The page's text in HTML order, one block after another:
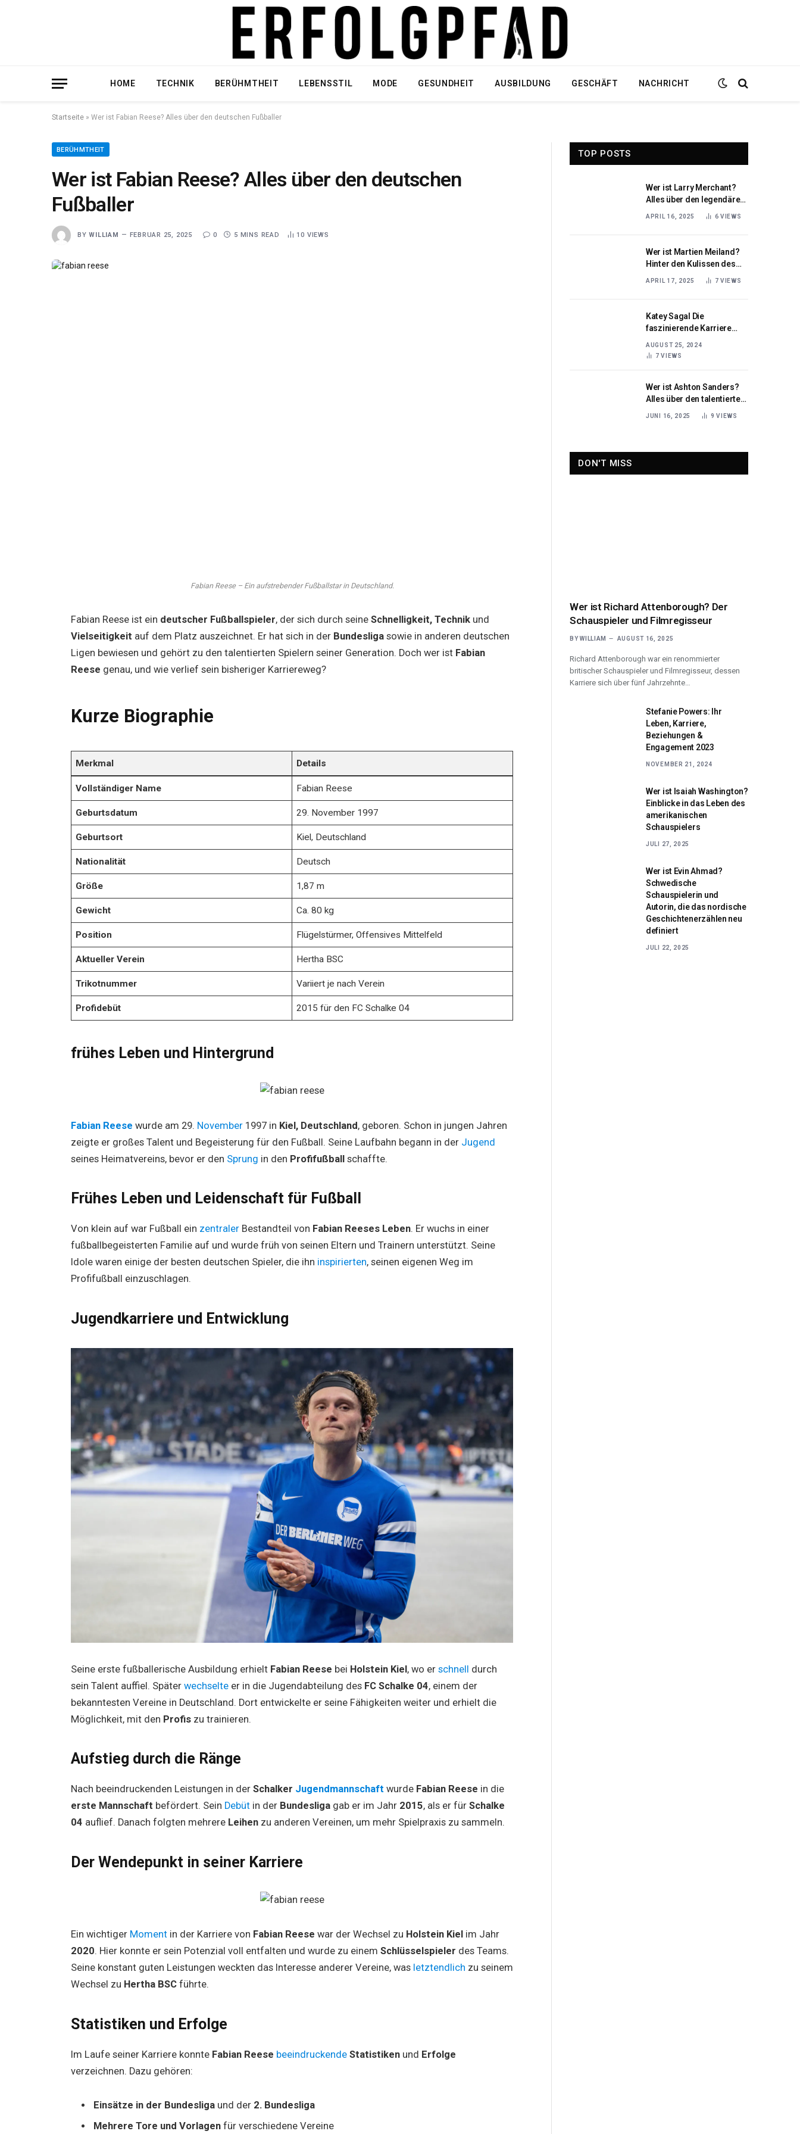
HOME TECHNIK BERÜHMTHEIT LEBENSSTIL MODE GESUNDHEIT AUSBILDUNG GESCHÄFT NACHRICHT
Startseite » Wer ist Fabian Reese? Alles über den deutschen Fußballer
BERÜHMTHEIT
Wer ist Fabian Reese? Alles über den deutschen
Fußballer
BY WILLIAM FEBRUAR 25, 2025 0 5 MINS READ 10 VIEWS
Fabian Reese – Ein aufstrebender Fußballstar in Deutschland.
Fabian Reese ist ein deutscher Fußballspieler, der sich durch seine Schnelligkeit, Technikund
Vielseitigkeit auf dem Platz auszeichnet. Er hat sich in der Bundesligasowie in anderen deutschen
Ligen bewiesen und gehört zu den talentierten Spielern seiner Generation. Doch wer ist Fabian
Reese genau, und wie verlief sein bisheriger Karriereweg?
Kurze Biographie
Merkmal Details
Vollständiger Name Fabian Reese
Geburtsdatum 29. November 1997
Geburtsort Kiel, Deutschland
Nationalität Deutsch
Größe 1,87 m
Gewicht Ca. 80 kg
Position Flügelstürmer, Offensives Mittelfeld
Aktueller Verein Hertha BSC
Trikotnummer Variiert je nach Verein
Profidebüt 2015 für den FC Schalke 04
frühes Leben und Hintergrund
Fabian Reese wurde am 29. November 1997 in Kiel, Deutschland, geboren. Schon in jungen Jahren
zeigte er großes Talent und Begeisterung für den Fußball. Seine Laufbahn begann in der Jugend
seines Heimatvereins, bevor er den Sprung in den Profifußballschaffte.
Frühes Leben und Leidenschaft für Fußball
Von klein auf war Fußball ein zentraler Bestandteil von Fabian Reeses Leben. Er wuchs in einer
fußballbegeisterten Familie auf und wurde früh von seinen Eltern und Trainern unterstützt. Seine
Idole waren einige der besten deutschen Spieler, die ihn inspirierten, seinen eigenen Weg im
Profifußball einzuschlagen.
Jugendkarriere und Entwicklung
Seine erste fußballerische Ausbildung erhielt Fabian Reese bei Holstein Kiel, wo er schnell durch
sein Talent auffiel. Später wechselte er in die Jugendabteilung des FC Schalke 04, einem der
bekanntesten Vereine in Deutschland. Dort entwickelte er seine Fähigkeiten weiter und erhielt die
Möglichkeit, mit den Profiszu trainieren.
Aufstieg durch die Ränge
Nach beeindruckenden Leistungen in der Schalker Jugendmannschaft wurde Fabian Reese in die
erste Mannschaft befördert. Sein Debüt in der Bundesligagab er im Jahr 2015, als er für Schalke
04 auflief. Danach folgten mehrere Leihenzu anderen Vereinen, um mehr Spielpraxis zu sammeln.
Der Wendepunkt in seiner Karriere
Ein wichtiger Moment in der Karriere von Fabian Reese war der Wechsel zu Holstein Kiel im Jahr
2020. Hier konnte er sein Potenzial voll entfalten und wurde zu einem Schlüsselspieler des Teams.
Seine konstant guten Leistungen weckten das Interesse anderer Vereine, was letztendlich zu seinem
Wechsel zu Hertha BSCführte.
Statistiken und Erfolge
Im Laufe seiner Karriere konnte Fabian Reese beeindruckende Statistikenund Erfolge
verzeichnen. Dazu gehören:
Einsätze in der Bundesligaund der 2. Bundesliga
Mehrere Tore und Vorlagenfür verschiedene Vereine
TOP POSTS
Wer ist Larry Merchant?
Alles über den legendären
APRIL 16, 2025 6 VIEWS
Wer ist Martien Meiland?
Hinter den Kulissen des
APRIL 17, 2025 7 VIEWS
Katey Sagal Die
faszinierende Karriere
Schauspielerin
AUGUST 25, 2024
7VIEWS
Wer ist Ashton Sanders?
Alles über den talentierten
amerikanischen
JUNI 16, 2025 9VIEWS
DON'T MISS
Wer ist Richard Attenborough? Der
Schauspieler und Filmregisseur
BY WILLIAM AUGUST 16, 2025
Richard Attenborough war ein renommierter
britischer Schauspieler und Filmregisseur, dessen
Karriere sich über fünf Jahrzehnte…
Stefanie Powers: Ihr
Leben, Karriere,
Beziehungen &
Engagement 2023
NOVEMBER 21, 2024
Wer ist Isaiah Washington?
Einblicke in das Leben des
amerikanischen
Schauspielers
JULI 27, 2025
Wer ist Evin Ahmad?
Schwedische
Schauspielerin und
Autorin, die das nordische
Geschichtenerzählen neu
definiert
JULI 22, 2025